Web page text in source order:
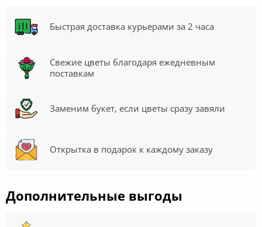
Быстрая доставка курьерами за 2 часа
Свежие цветы благодаря ежедневным
поставкам
Заменим букет, если цветы сразу завяли
Открытка в подарок к каждому заказу
Дополнительные выгоды